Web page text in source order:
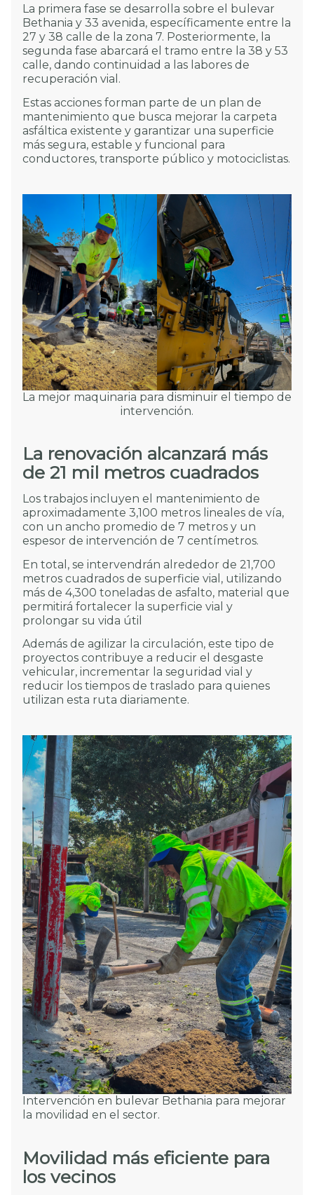
La primera fase se desarrolla sobre el bulevar
Bethania y 33 avenida, específicamente entre la
27 y 38 calle de la zona 7. Posteriormente, la
segunda fase abarcará el tramo entre la 38 y 53
calle, dando continuidad a las labores de
recuperación vial.
Estas acciones forman parte de un plan de
mantenimiento que busca mejorar la carpeta
asfáltica existente y garantizar una superficie
más segura, estable y funcional para
conductores, transporte público y motociclistas.
La mejor maquinaria para disminuir el tiempo de
intervención.
La renovación alcanzará más
de 21 mil metros cuadrados
Los trabajos incluyen el mantenimiento de
aproximadamente 3,100 metros lineales de vía,
con un ancho promedio de 7 metros y un
espesor de intervención de 7 centímetros.
En total, se intervendrán alrededor de 21,700
metros cuadrados de superficie vial, utilizando
más de 4,300 toneladas de asfalto, material que
permitirá fortalecer la superficie vial y
prolongar su vida útil
Además de agilizar la circulación, este tipo de
proyectos contribuye a reducir el desgaste
vehicular, incrementar la seguridad vial y
reducir los tiempos de traslado para quienes
utilizan esta ruta diariamente.
Intervención en bulevar Bethania para mejorar
la movilidad en el sector.
Movilidad más eficiente para
los vecinos